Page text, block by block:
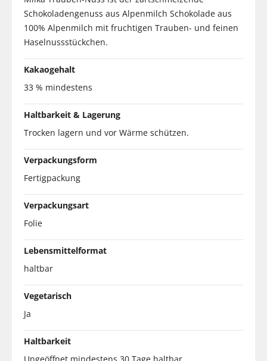
Schokoladengenuss aus Alpenmilch Schokolade aus
100% Alpenmilch mit fruchtigen Trauben- und feinen
Haselnussstückchen.
Kakaogehalt
33 % mindestens
Haltbarkeit & Lagerung
Trocken lagern und vor Wärme schützen.
Verpackungsform
Fertigpackung
Verpackungsart
Folie
Lebensmittelformat
haltbar
Vegetarisch
Ja
Haltbarkeit
Ungeöffnet mindestens 30 Tage haltbar